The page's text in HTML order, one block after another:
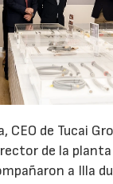
CEO de Tucai
de la planta
a Illa